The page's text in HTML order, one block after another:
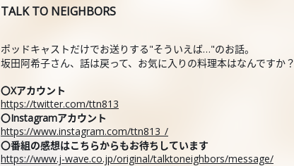
TALK TO NEIGHBORS
ポッドキャストだけでお送りする"そういえば…"のお話。
坂田阿希子さん、話は戻って、お気に入りの料理本はなんですか？
〇Xアカウント
https://twitter.com/ttn813
〇Instagramアカウント
https://www.instagram.com/ttn813_/
〇番組の感想はこちらからもお待ちしています
https://www.j-wave.co.jp/original/talktoneighbors/message/